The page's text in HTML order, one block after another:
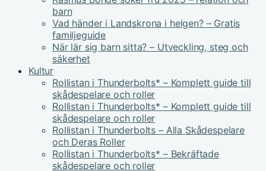
barn
Vad händer i Landskrona i helgen? – Gratis
familjeguide
När lär sig barn sitta? – Utveckling, steg och
säkerhet
Kultur
Rollistan i Thunderbolts* – Komplett guide till
skådespelare och roller
Rollistan i Thunderbolts* – Komplett guide till
skådespelare och roller
Rollistan i Thunderbolts – Alla Skådespelare
och Deras Roller
Rollistan i Thunderbolts* – Bekräftade
skådespelare och roller